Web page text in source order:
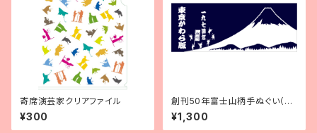
寄席演芸家クリアファイル
¥300
創刊50年富士山柄手ぬぐい（紺
地に白）
¥1,300